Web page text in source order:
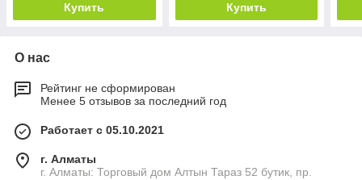
Купить Купить
О нас
Рейтинг не сформирован
Менее 5 отзывов за последний год
Работает с 05.10.2021
г. Алматы
г. Алматы: Торговый дом Алтын Тараз 52 бутик, пр.